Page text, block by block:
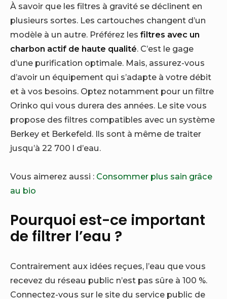
À savoir que les filtres à gravité se déclinent en
plusieurs sortes. Les cartouches changent d’un
modèle à un autre. Préférez les filtres avec un
charbon actif de haute qualité. C’est le gage
d’une purification optimale. Mais, assurez-vous
d’avoir un équipement qui s’adapte à votre débit
et à vos besoins. Optez notamment pour un filtre
Orinko qui vous durera des années. Le site vous
propose des filtres compatibles avec un système
Berkey et Berkefeld. Ils sont à même de traiter
jusqu’à 22 700 l d’eau.
Vous aimerez aussi : Consommer plus sain grâce
au bio
Pourquoi est-ce important
de filtrer l’eau ?
Contrairement aux idées reçues, l’eau que vous
recevez du réseau public n’est pas sûre à 100 %.
Connectez-vous sur le site du service public de